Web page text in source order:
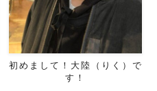
初めまして！大陸（りく）で
す！